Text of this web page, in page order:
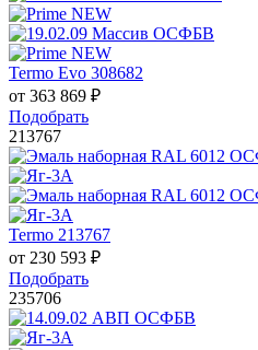
Termo Evo 308682
от 363 869 ₽
Подобрать
213767
Termo 213767
от 230 593 ₽
Подобрать
235706